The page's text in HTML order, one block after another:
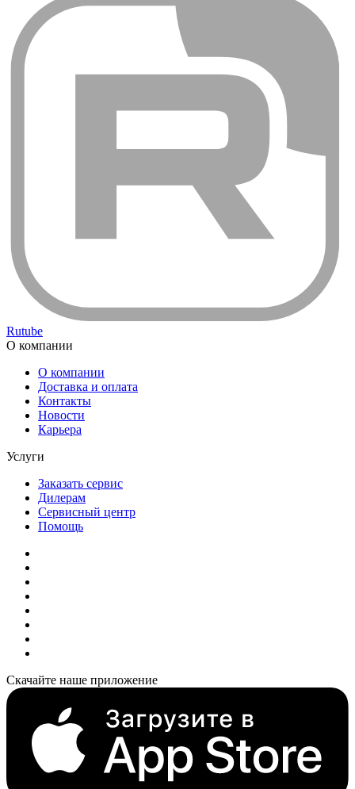
Rutube
О компании
О компании
Доставка и оплата
Контакты
Новости
Карьера
Услуги
Заказать сервис
Дилерам
Сервисный центр
Помощь
Скачайте наше приложение